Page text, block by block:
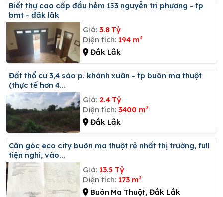
Biết thự cao cấp đầu hẻm 153 nguyễn tri phương - tp
bmt - đăk lăk
Giá: 3.8 Tỷ
Diện tích: 194 m²
Đắk Lắk
đất thổ cư 3,4 sào p. khánh xuân - tp buôn ma thuột
(thực tế hơn 4...
Giá: 2.4 Tỷ
Diện tích: 3400 m²
Đắk Lắk
Căn góc eco city buôn ma thuột rẻ nhất thị trường, full
tiện nghi, vào...
Giá: 13.5 Tỷ
Diện tích: 173 m²
Buôn Ma Thuột, Đắk Lắk